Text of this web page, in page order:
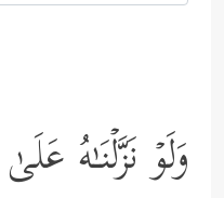
وَلَوۡ نَزَّلۡنَـٰهُ